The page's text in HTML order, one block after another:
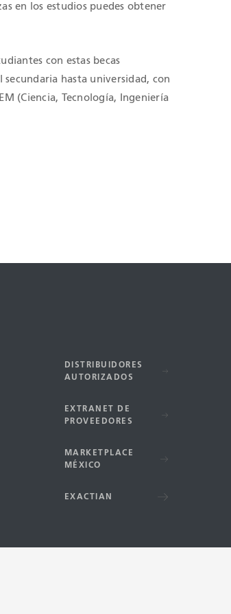
en los estudios puedes obtener
con estas becas
secundaria hasta universidad, con
(Ciencia, Tecnología, Ingeniería
DISTRIBUIDORES
AUTORIZADOS
EXTRANET DE
PROVEEDORES
MARKETPLACE
MÉXICO
EXACTIAN